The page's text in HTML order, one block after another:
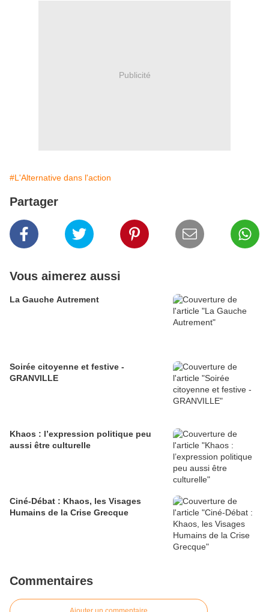
Publicité
#L'Alternative dans l'action
Partager
Vous aimerez aussi
La Gauche Autrement
Soirée citoyenne et festive -
GRANVILLE
Khaos : l’expression politique peu
aussi être culturelle
Ciné-Débat : Khaos, les Visages
Humains de la Crise Grecque
Commentaires